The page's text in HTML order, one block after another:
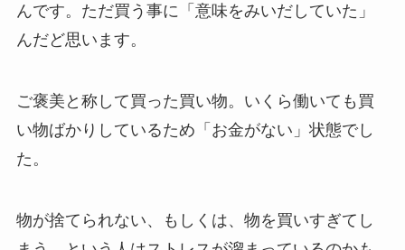
んです。ただ買う事に「意味をみいだしていた」
んだど思います。
ご褒美と称して買った買い物。いくら働いても買
い物ばかりしているため「お金がない」状態でし
た。
物が捨てられない、もしくは、物を買いすぎてし